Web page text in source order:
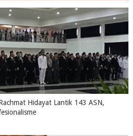
Hidayat Lantik 143 ASN,